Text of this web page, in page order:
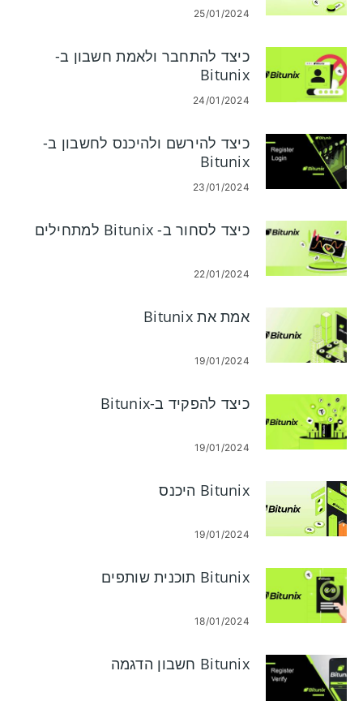
25/01/2024
כיצד להתחבר ולאמת חשבון ב-
Bitunix
24/01/2024
כיצד להירשם ולהיכנס לחשבון ב-
Bitunix
23/01/2024
כיצד לסחור ב- Bitunix למתחילים
22/01/2024
אמת את Bitunix
19/01/2024
כיצד להפקיד ב-Bitunix
19/01/2024
Bitunix היכנס
19/01/2024
Bitunix תוכנית שותפים
18/01/2024
Bitunix חשבון הדגמה